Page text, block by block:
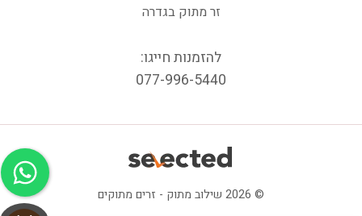
זר מתוק בגדרה
להזמנות חייגו:
077-996-5440
© 2026 שילוב מתוק - זרים מתוקים